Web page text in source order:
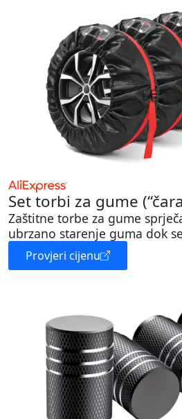
Set torbi za gume
Zaštitne torbe za gume
ubrzano starenje guma dok
Provjeri cijenu